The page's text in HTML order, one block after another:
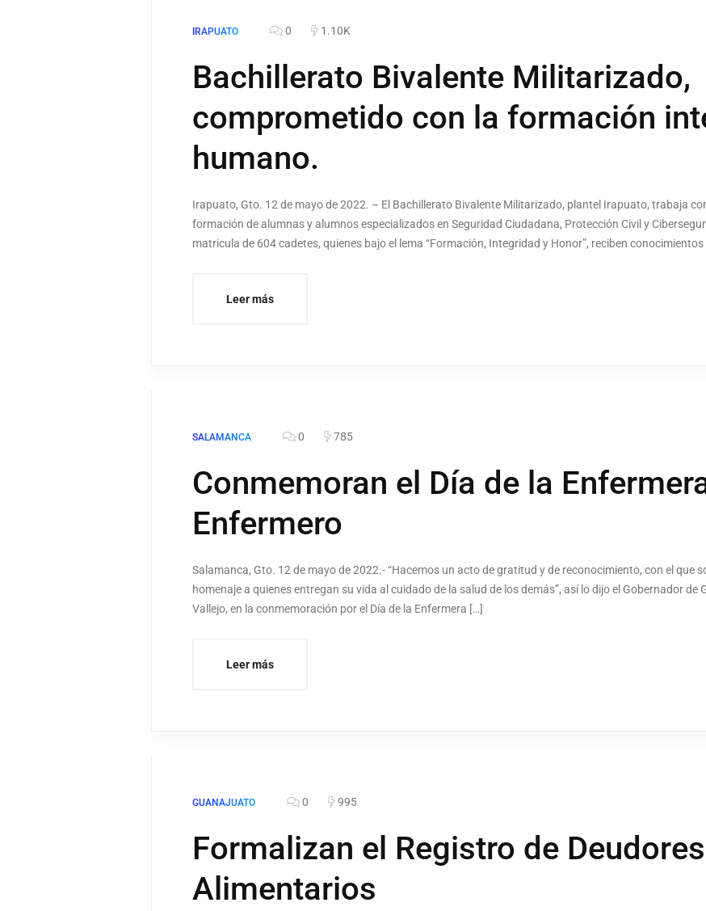
IRAPUATO 0 1.10K
Bachillerato Bivalente Militarizado,
comprometido con la formación
humano.
Irapuato, Gto. 12 de mayo de 2022. – El Bachillerato Bivalente Militarizado, plantel Irapuato, trabaja
formación de alumnas y alumnos especializados en Seguridad Ciudadana, Protección Civil y
matricula de 604 cadetes, quienes bajo el lema “Formación, Integridad y Honor”, reciben
Leer más
SALAMANCA 0 785
Conmemoran el Día de la
Enfermero
Salamanca, Gto. 12 de mayo de 2022.- “Hacemos un acto de gratitud y de reconocimiento, con el que
homenaje a quienes entregan su vida al cuidado de la salud de los demás”, así lo dijo el Gobernador de
Vallejo, en la conmemoración por el Día de la Enfermera […]
Leer más
GUANAJUATO 0 995
Formalizan el Registro de Deudores
Alimentarios